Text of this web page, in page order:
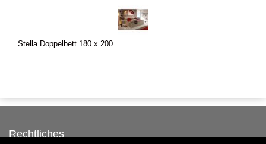
Stella Doppelbett 180 x 200
Rechtliches